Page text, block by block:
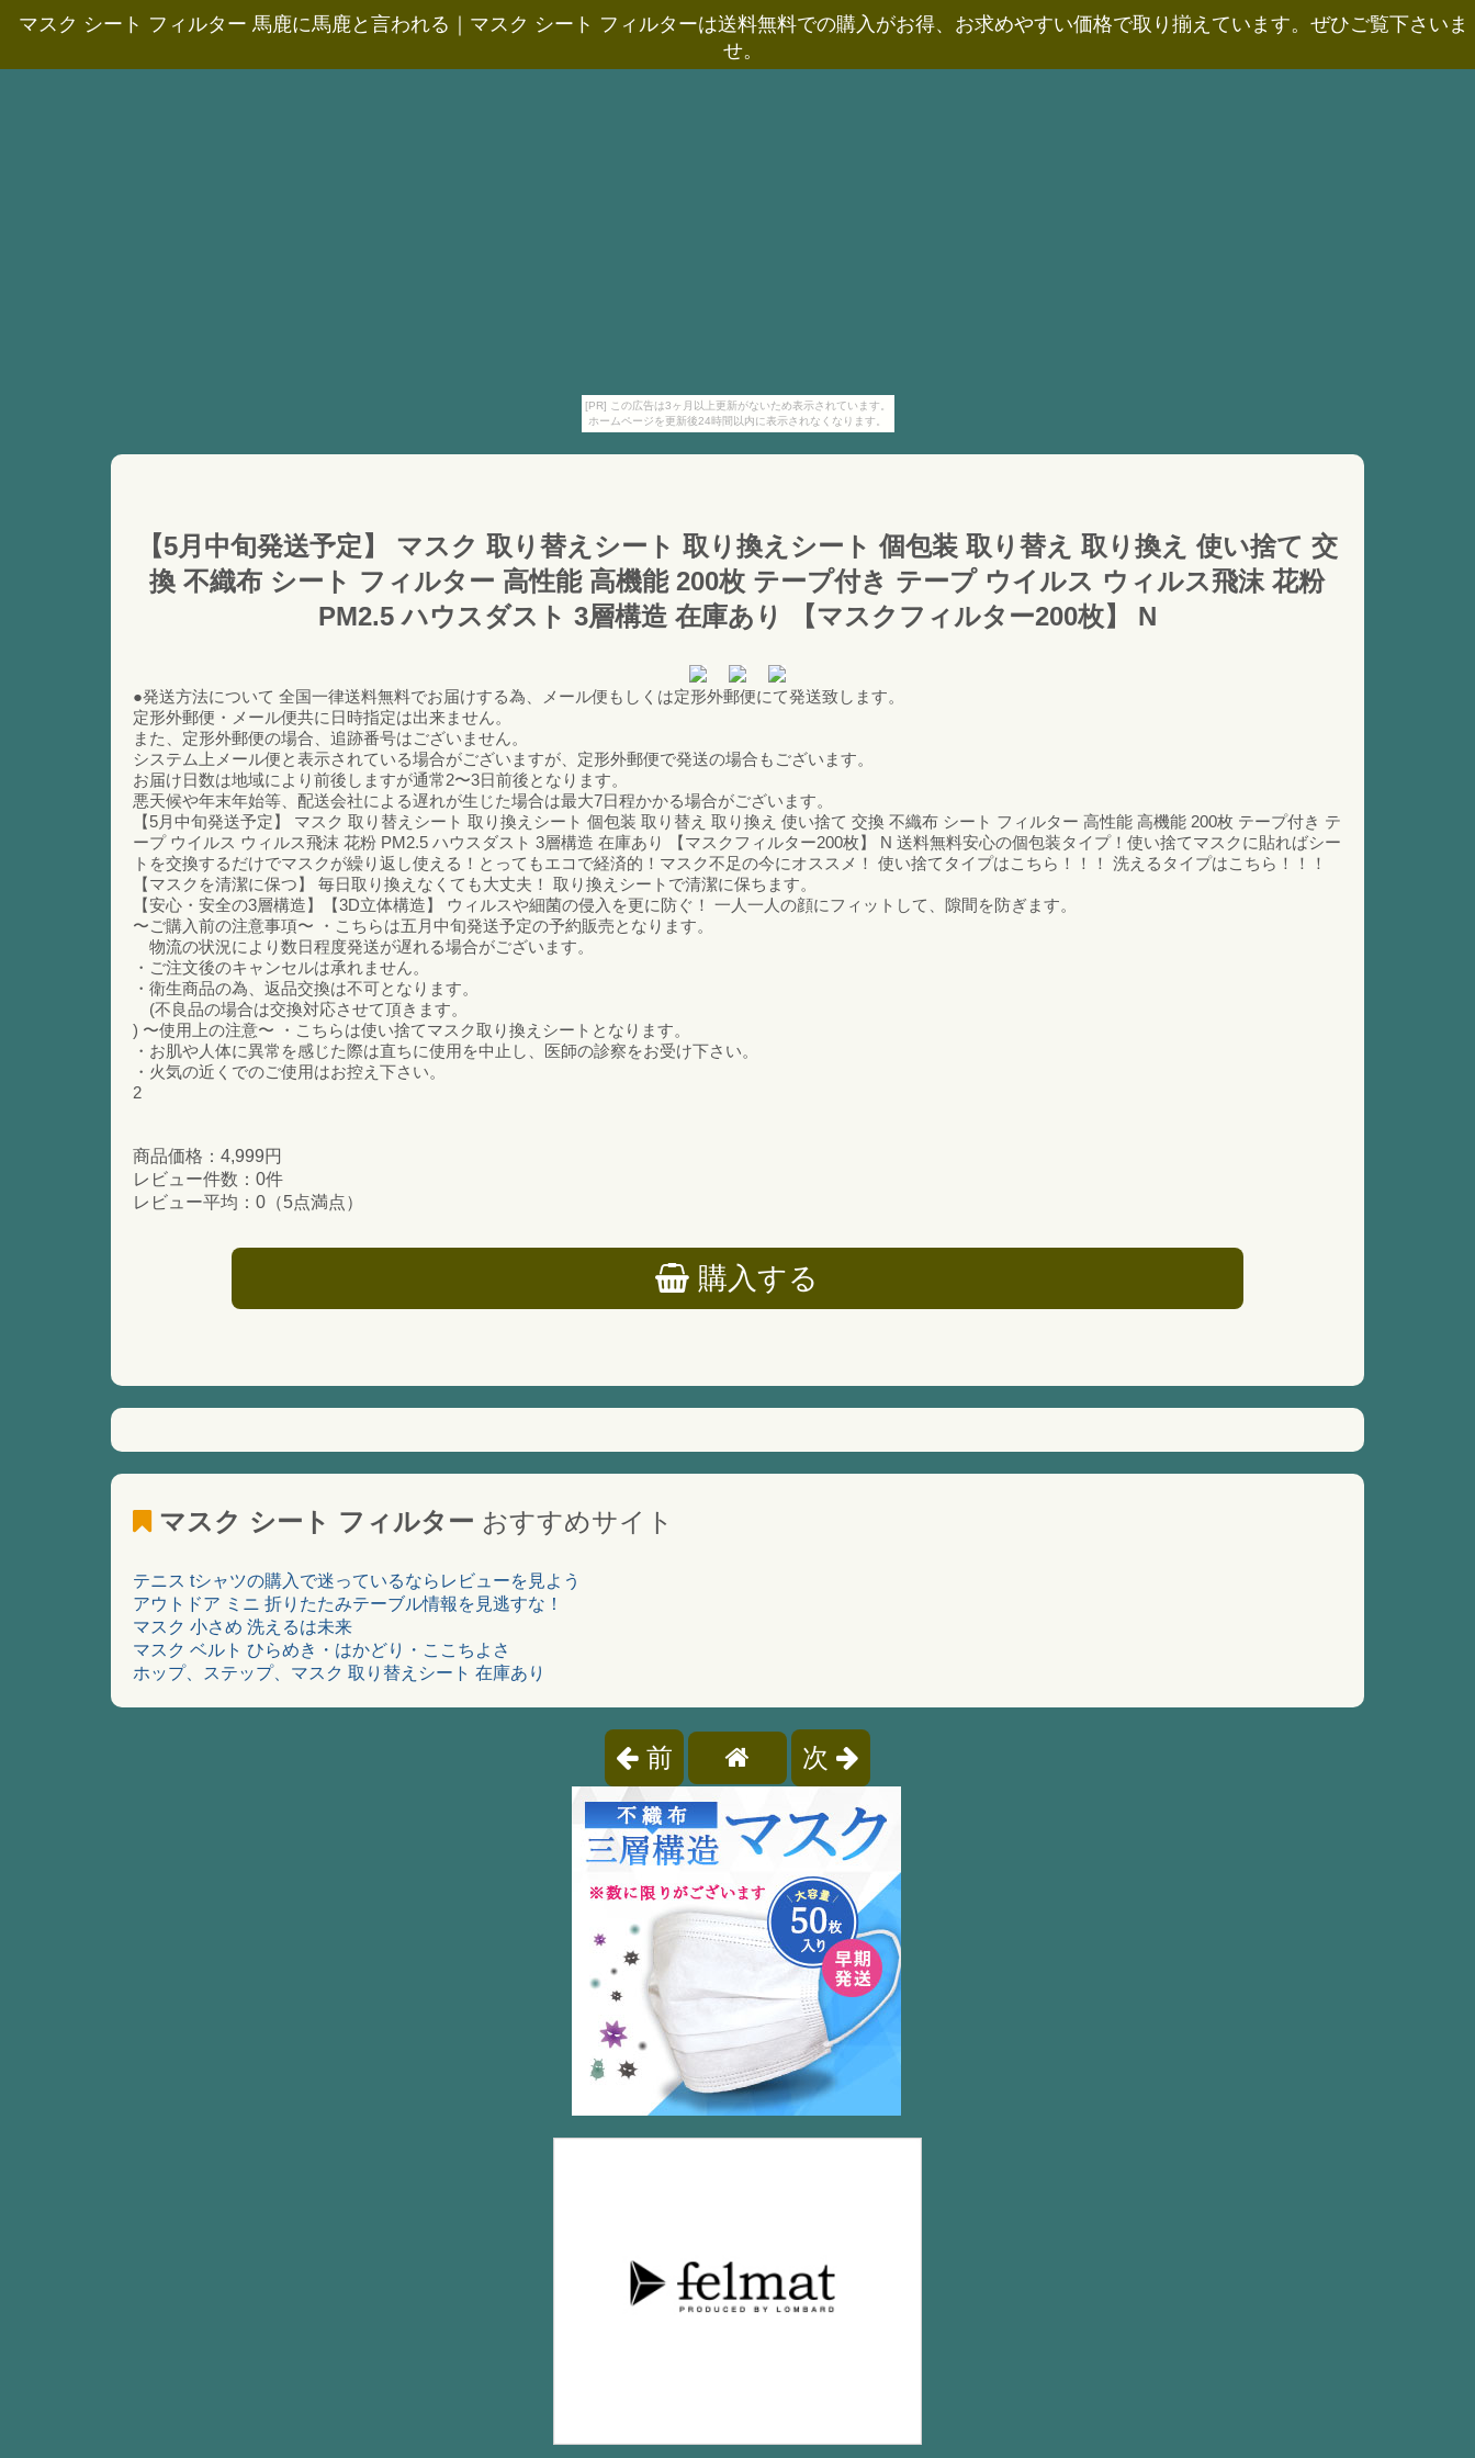
[PR] この広告は3ヶ月以上更新がないため表示されています。
ホームページを更新後24時間以内に表示されなくなります。
マスク シート フィルター 馬鹿に馬鹿と言われる
マスク シート フィルターは送料無料での購入がお得、お求めやすい価格で取り揃えています。ぜひご覧下さいま
せ。
【5月中旬発送予定】 マスク 取り替えシート 取り換えシート 個包装 取り替え 取り換え 使い捨て 交
換 不織布 シート フィルター 高性能 高機能 200枚 テープ付き テープ ウイルス ウィルス飛沫 花粉
PM2.5 ハウスダスト 3層構造 在庫あり 【マスクフィルター200枚】 N
●発送方法について 全国一律送料無料でお届けする為、メール便もしくは定形外郵便にて発送致します。
定形外郵便・メール便共に日時指定は出来ません。
また、定形外郵便の場合、追跡番号はございません。
システム上メール便と表示されている場合がございますが、定形外郵便で発送の場合もございます。
お届け日数は地域により前後しますが通常2〜3日前後となります。
悪天候や年末年始等、配送会社による遅れが生じた場合は最大7日程かかる場合がございます。
【5月中旬発送予定】 マスク 取り替えシート 取り換えシート 個包装 取り替え 取り換え 使い捨て 交換 不織布 シート フィルター 高性能 高機能 200枚 テープ付き テ
ープ ウイルス ウィルス飛沫 花粉 PM2.5 ハウスダスト 3層構造 在庫あり 【マスクフィルター200枚】 N 送料無料安心の個包装タイプ！使い捨てマスクに貼ればシー
トを交換するだけでマスクが繰り返し使える！とってもエコで経済的！マスク不足の今にオススメ！ 使い捨てタイプはこちら！！！ 洗えるタイプはこちら！！！
【マスクを清潔に保つ】 毎日取り換えなくても大丈夫！ 取り換えシートで清潔に保ちます。
【安心・安全の3層構造】【3D立体構造】 ウィルスや細菌の侵入を更に防ぐ！ 一人一人の顔にフィットして、隙間を防ぎます。
〜ご購入前の注意事項〜 ・こちらは五月中旬発送予定の予約販売となります。
物流の状況により数日程度発送が遅れる場合がございます。
・ご注文後のキャンセルは承れません。
・衛生商品の為、返品交換は不可となります。
(不良品の場合は交換対応させて頂きます。
) 〜使用上の注意〜 ・こちらは使い捨てマスク取り換えシートとなります。
・お肌や人体に異常を感じた際は直ちに使用を中止し、医師の診察をお受け下さい。
・火気の近くでのご使用はお控え下さい。
2
商品価格：4,999円
レビュー件数：0件
レビュー平均：0（5点満点）
購入する
マスク シート フィルター おすすめサイト
テニス tシャツの購入で迷っているならレビューを見よう
アウトドア ミニ 折りたたみテーブル情報を見逃すな！
マスク 小さめ 洗えるは未来
マスク ベルト ひらめき・はかどり・ここちよさ
ホップ、ステップ、マスク 取り替えシート 在庫あり
前 次